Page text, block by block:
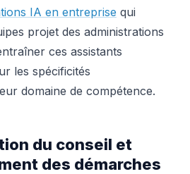
IA en entreprise qui
projet des administrations
ces assistants
les spécificités
domaine de compétence.
du conseil et
des démarches